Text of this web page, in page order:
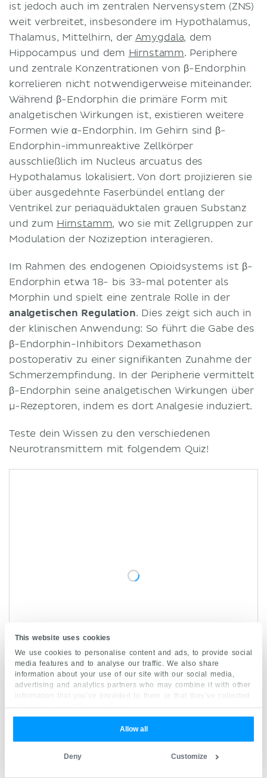
This website uses cookies
We use cookies to personalise content and ads, to provide social
media features and to analyse our traffic. We also share
information about your use of our site with our social media,
advertising and analytics partners who may combine it with other
information that you’ve provided to them or that they’ve collected
from your use of their services.
Allow all
Customize
Deny
ist jedoch auch im zentralen Nervensystem (ZNS)
weit verbreitet, insbesondere im Hypothalamus,
Thalamus, Mittelhirn, der Amygdala, dem
Hippocampus und dem Hirnstamm. Periphere
und zentrale Konzentrationen von β-Endorphin
korrelieren nicht notwendigerweise miteinander.
Während β-Endorphin die primäre Form mit
analgetischen Wirkungen ist, existieren weitere
Formen wie α-Endorphin. Im Gehirn sind β-
Endorphin-immunreaktive Zellkörper
ausschließlich im Nucleus arcuatus des
Hypothalamus lokalisiert. Von dort projizieren sie
über ausgedehnte Faserbündel entlang der
Ventrikel zur periaquäduktalen grauen Substanz
und zum Hirnstamm, wo sie mit Zellgruppen zur
Modulation der Nozizeption interagieren.
Im Rahmen des endogenen Opioidsystems ist β-
Endorphin etwa 18- bis 33-mal potenter als
Morphin und spielt eine zentrale Rolle in der
analgetischen Regulation. Dies zeigt sich auch in
der klinischen Anwendung: So führt die Gabe des
β-Endorphin-Inhibitors Dexamethason
postoperativ zu einer signifikanten Zunahme der
Schmerzempfindung. In der Peripherie vermittelt
β-Endorphin seine analgetischen Wirkungen über
μ-Rezeptoren, indem es dort Analgesie induziert.
Teste dein Wissen zu den verschiedenen
Neurotransmittern mit folgendem Quiz!